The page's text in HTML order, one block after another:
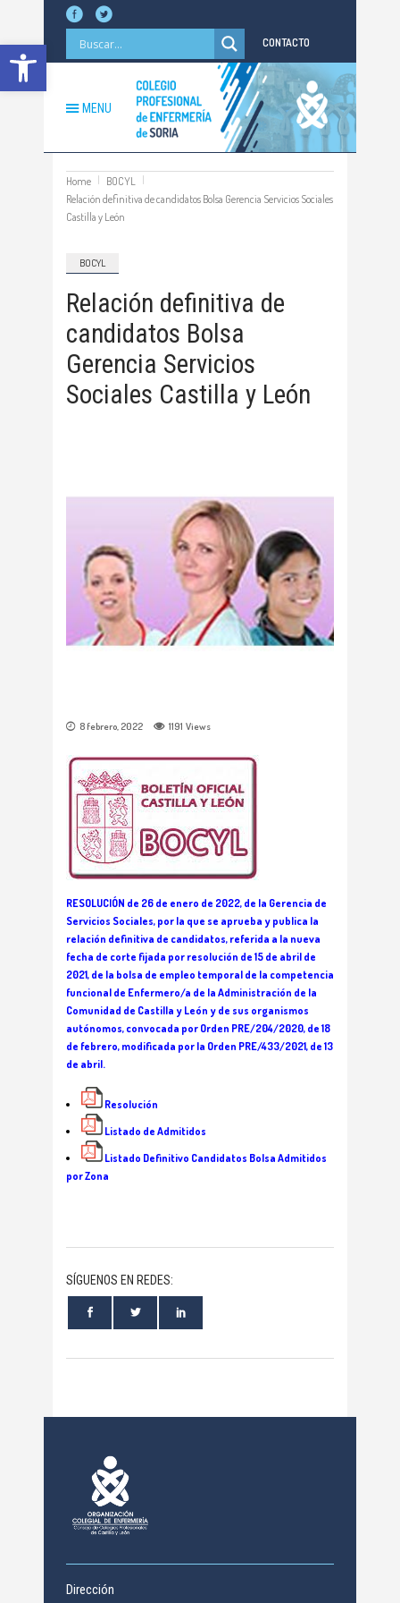
Abrir barra de herramientas CONTACTO
MENU
Home
BOCYL
Relación definitiva de candidatos Bolsa Gerencia Servicios Sociales
Castilla y León
BOCYL
Relación definitiva de
candidatos Bolsa
Gerencia Servicios
Sociales Castilla y León
8 febrero, 2022 1191 Views
RESOLUCIÓN de 26 de enero de 2022, de la Gerencia de
Servicios Sociales, por la que se aprueba y publica la
relación definitiva de candidatos, referida a la nueva
fecha de corte fijada por resolución de 15 de abril de
2021, de la bolsa de empleo temporal de la competencia
funcional de Enfermero/a de la Administración de la
Comunidad de Castilla y León y de sus organismos
autónomos, convocada por Orden PRE/204/2020, de 18
de febrero, modificada por la Orden PRE/433/2021, de 13
de abril.
Resolución
Listado de Admitidos
Listado Definitivo Candidatos Bolsa Admitidos
por Zona
SÍGUENOS EN REDES:
Dirección